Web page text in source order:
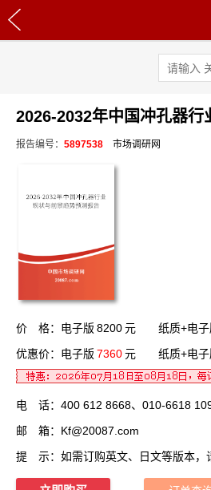
2026-2032年中国冲孔器
报告编号：5897538 市场调研网
价 格：电子版 8200元 纸质+电子
优惠价：电子版 7360元 纸质+电子
电 话：400 612 8668、010-6618
邮 箱： Kf@20087.com
提 示：如需订购英文、日文等版本，